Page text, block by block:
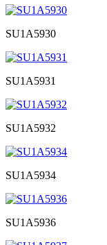
SU1A5930
SU1A5931
SU1A5932
SU1A5934
SU1A5936